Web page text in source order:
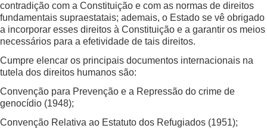
contradição com a Constituição e com as normas de direitos
fundamentais supraestatais; ademais, o Estado se vê obrigado
a incorporar esses direitos à Constituição e a garantir os meios
necessários para a efetividade de tais direitos.
Cumpre elencar os principais documentos internacionais na
tutela dos direitos humanos são:
Convenção para Prevenção e a Repressão do crime de
genocídio (1948);
Convenção Relativa ao Estatuto dos Refugiados (1951);